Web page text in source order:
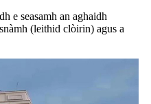
e seasamh an aghaidh
(leithid clòirin) agus a